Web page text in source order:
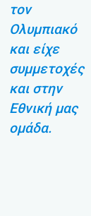
τον
Ολυμπιακό
και είχε
συμμετοχές
και στην
Εθνική μας
ομάδα.